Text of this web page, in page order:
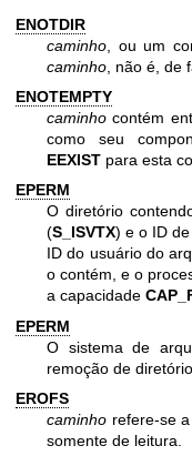
ENOTDIR
caminho , ou um
caminho , não é, de
ENOTEMPTY
caminho contém
como seu
EEXIST para esta
EPERM
O diretório
(S_ISVTX) e o ID
ID do usuário do
o contém, e o
a capacidade
EPERM
O sistema de
remoção de
EROFS
caminho refere-se
somente de leitura.